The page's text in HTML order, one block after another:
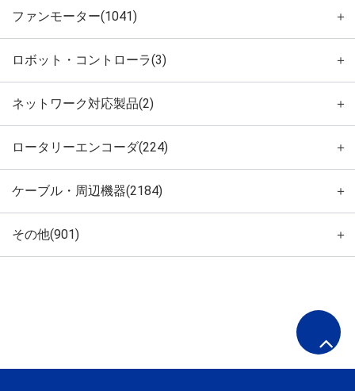
ファンモーター(1041) ＋
ロボット・コントローラ(3) ＋
ネットワーク対応製品(2) ＋
ロータリーエンコーダ(224) ＋
ケーブル・周辺機器(2184) ＋
その他(901) ＋